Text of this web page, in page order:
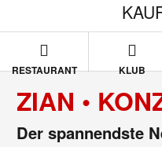
RESTAURANT KLUB
ZIAN •
Der spannendste